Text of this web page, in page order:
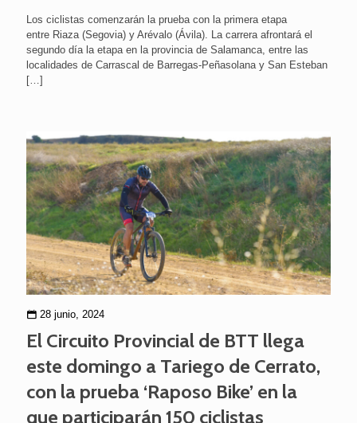
Los ciclistas comenzarán la prueba con la primera etapa
entre Riaza (Segovia) y Arévalo (Ávila). La carrera afrontará el
segundo día la etapa en la provincia de Salamanca, entre las
localidades de Carrascal de Barregas-Peñasolana y San Esteban
[…]
28 junio, 2024
El Circuito Provincial de BTT llega
este domingo a Tariego de Cerrato,
con la prueba ‘Raposo Bike’ en la
que participarán 150 ciclistas